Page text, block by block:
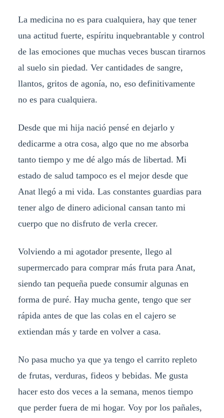
La medicina no es para cualquiera, hay que tener
una actitud fuerte, espíritu inquebrantable y control
de las emociones que muchas veces buscan tirarnos
al suelo sin piedad. Ver cantidades de sangre,
llantos, gritos de agonía, no, eso definitivamente
no es para cualquiera.
Desde que mi hija nació pensé en dejarlo y
dedicarme a otra cosa, algo que no me absorba
tanto tiempo y me dé algo más de libertad. Mi
estado de salud tampoco es el mejor desde que
Anat llegó a mi vida. Las constantes guardias para
tener algo de dinero adicional cansan tanto mi
cuerpo que no disfruto de verla crecer.
Volviendo a mi agotador presente, llego al
supermercado para comprar más fruta para Anat,
siendo tan pequeña puede consumir algunas en
forma de puré. Hay mucha gente, tengo que ser
rápida antes de que las colas en el cajero se
extiendan más y tarde en volver a casa.
No pasa mucho ya que ya tengo el carrito repleto
de frutas, verduras, fideos y bebidas. Me gusta
hacer esto dos veces a la semana, menos tiempo
que perder fuera de mi hogar. Voy por los pañales,